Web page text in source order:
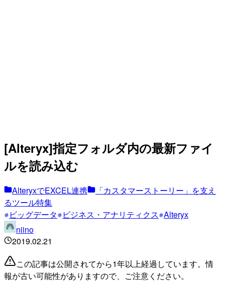
[Alteryx]指定フォルダ内の最新ファイ
ルを読み込む
AlteryxでEXCEL連携
「カスタマーストーリー」を支え
るツール特集
ビッグデータ
ビジネス・アナリティクス Alteryx
niino
2019.02.21
この記事は公開されてから1年以上経過しています。情
報が古い可能性がありますので、ご注意ください。